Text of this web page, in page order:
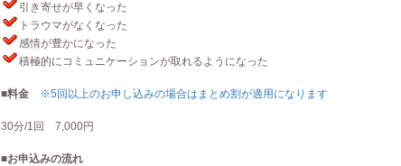
引き寄せが早くなった
トラウマがなくなった
感情が豊かになった
積極的にコミュニケーションが取れるようになった
■料金 ※5回以上のお申し込みの場合はまとめ割が適用になります
30分/1回 7,000円
■お申込みの流れ